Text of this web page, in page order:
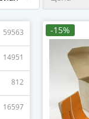
59563
14951
812
16597
-15%